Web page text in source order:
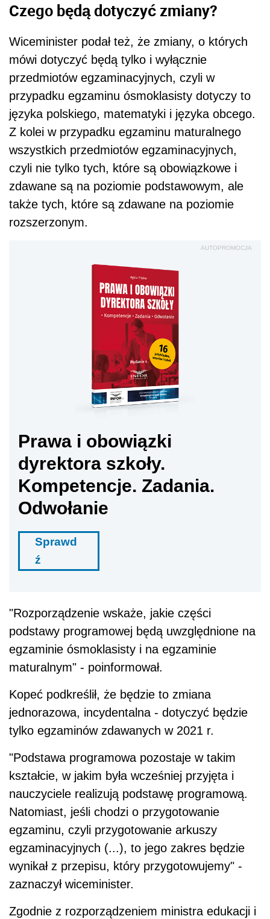
Czego będą dotyczyć zmiany?
Wiceminister podał też, że zmiany, o których
mówi dotyczyć będą tylko i wyłącznie
przedmiotów egzaminacyjnych, czyli w
przypadku egzaminu ósmoklasisty dotyczy to
języka polskiego, matematyki i języka obcego.
Z kolei w przypadku egzaminu maturalnego
wszystkich przedmiotów egzaminacyjnych,
czyli nie tylko tych, które są obowiązkowe i
zdawane są na poziomie podstawowym, ale
także tych, które są zdawane na poziomie
rozszerzonym.
AUTOPROMOCJA
Prawa i obowiązki
dyrektora szkoły.
Kompetencje. Zadania.
Odwołanie
Sprawd
ź
"Rozporządzenie wskaże, jakie części
podstawy programowej będą uwzględnione na
egzaminie ósmoklasisty i na egzaminie
maturalnym" - poinformował.
Kopeć podkreślił, że będzie to zmiana
jednorazowa, incydentalna - dotyczyć będzie
tylko egzaminów zdawanych w 2021 r.
"Podstawa programowa pozostaje w takim
kształcie, w jakim była wcześniej przyjęta i
nauczyciele realizują podstawę programową.
Natomiast, jeśli chodzi o przygotowanie
egzaminu, czyli przygotowanie arkuszy
egzaminacyjnych (...), to jego zakres będzie
wynikał z przepisu, który przygotowujemy" -
zaznaczył wiceminister.
Zgodnie z rozporządzeniem ministra edukacji i